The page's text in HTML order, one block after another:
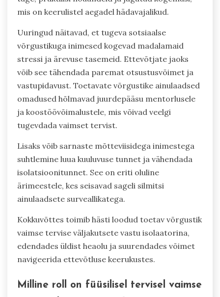
mis on keerulistel aegadel hädavajalikud.
Uuringud näitavad, et tugeva sotsiaalse
võrgustikuga inimesed kogevad madalamaid
stressi ja ärevuse tasemeid. Ettevõtjate jaoks
võib see tähendada paremat otsustusvõimet ja
vastupidavust. Toetavate võrgustike ainulaadsed
omadused hõlmavad juurdepääsu mentorlusele
ja koostöövõimalustele, mis võivad veelgi
tugevdada vaimset tervist.
Lisaks võib sarnaste mõtteviisidega inimestega
suhtlemine luua kuuluvuse tunnet ja vähendada
isolatsioonitunnet. See on eriti oluline
ärimeestele, kes seisavad sageli silmitsi
ainulaadsete surveallikatega.
Kokkuvõttes toimib hästi loodud toetav võrgustik
vaimse tervise väljakutsete vastu isolaatorina,
edendades üldist heaolu ja suurendades võimet
navigeerida ettevõtluse keerukustes.
Milline roll on füüsilisel tervisel vaimse